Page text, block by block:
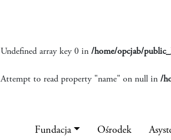
array key 0 in /home/opcjab/
to read property "name" on null in /
Fundacja Ośrodek